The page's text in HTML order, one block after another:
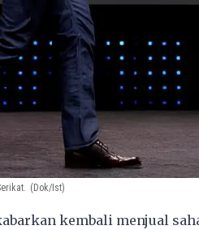
(Dok/Ist)
kembali menjual